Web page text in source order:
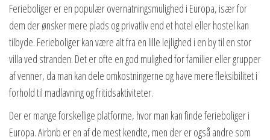
Ferieboliger er en populær overnatningsmulighed i Europa, især for
dem der ønsker mere plads og privatliv end et hotel eller hostel kan
tilbyde. Ferieboliger kan være alt fra en lille lejlighed i en by til en stor
villa ved stranden. Det er ofte en god mulighed for familier eller grupper
af venner, da man kan dele omkostningerne og have mere fleksibilitet i
forhold til madlavning og fritidsaktiviteter.
Der er mange forskellige platforme, hvor man kan finde ferieboliger i
Europa. Airbnb er en af de mest kendte, men der er også andre som